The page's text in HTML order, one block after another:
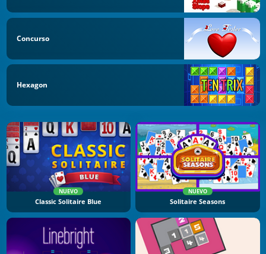
Concurso
Hexagon
NUEVO
Classic Solitaire Blue
NUEVO
Solitaire Seasons